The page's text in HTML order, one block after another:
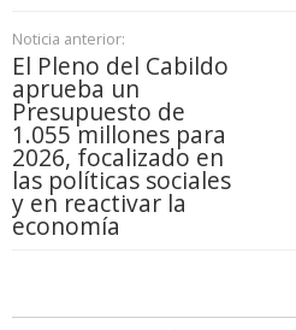
Noticia anterior:
El Pleno del Cabildo
aprueba un
Presupuesto de
1.055 millones para
2026, focalizado en
las políticas sociales
y en reactivar la
economía